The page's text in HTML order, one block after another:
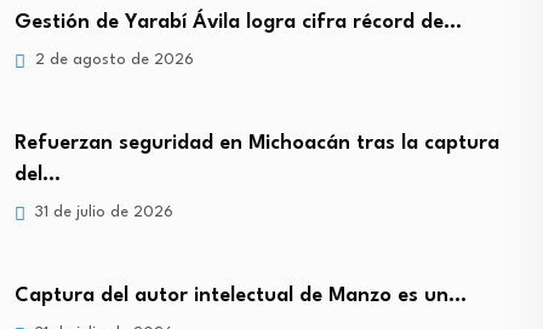
Gestión de Yarabí Ávila logra cifra récord de…
2 de agosto de 2026
Refuerzan seguridad en Michoacán tras la captura
del…
31 de julio de 2026
Captura del autor intelectual de Manzo es un…